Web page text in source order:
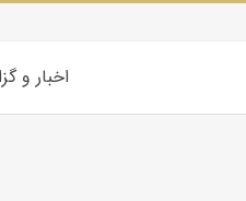
اخبار و